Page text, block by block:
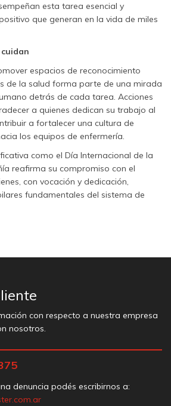
esta tarea esencial y
que generan en la vida de miles
espacios de reconocimiento
de la salud forma parte de una mirada
detrás de cada tarea. Acciones
a quienes dedican su trabajo al
a fortalecer una cultura de
los equipos de enfermería.
como el Día Internacional de la
reafirma su compromiso con el
con vocación y dedicación,
fundamentales del sistema de
con respecto a nuestra empresa
nosotros.
denuncia podés escribirnos a: